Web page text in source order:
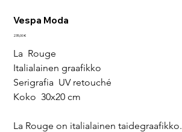
Vespa Moda
Hinta
235,00 €
La  Rouge
Italialainen graafikko
Serigrafia  UV retouché
Koko  30x20 cm
La Rouge on italialainen taidegraafikko.